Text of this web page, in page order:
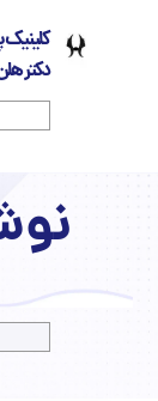
کلینیک پوست و